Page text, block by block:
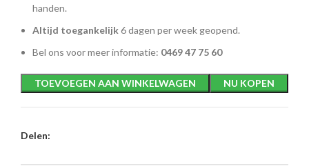
handen.
Altijd toegankelijk6 dagen per week geopend.
Bel ons voor meer informatie: 0469 47 75 60
TOEVOEGEN AAN WINKELWAGEN NU KOPEN
Delen: